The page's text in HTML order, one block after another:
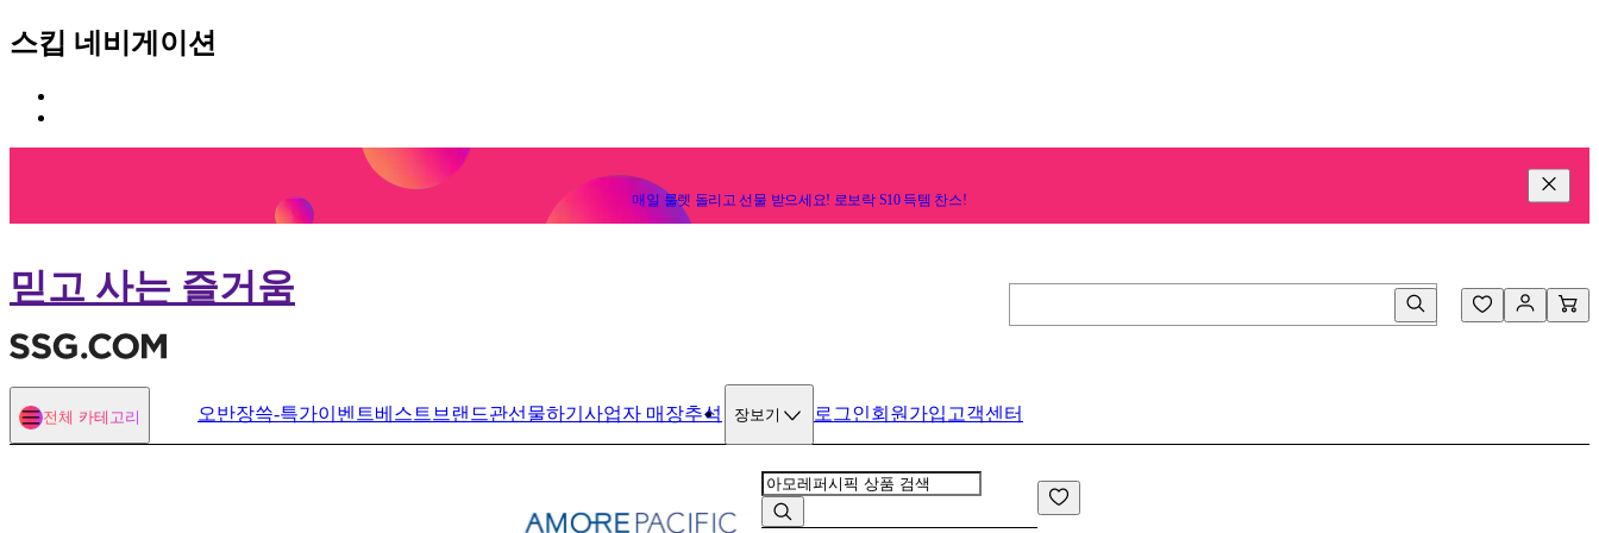
스킵 네비게이션
고
뉴
로
가
문
가
매일 룰렛 돌리고 선물 받으세요! 로보락 S10 득템 찬스!
믿고 사는 즐거움
전체 카테고리 오반장쓱-특가이벤트베스트 브랜드관선물하기 사업자 매장추석 장보기 로그인회원가입 고객센터